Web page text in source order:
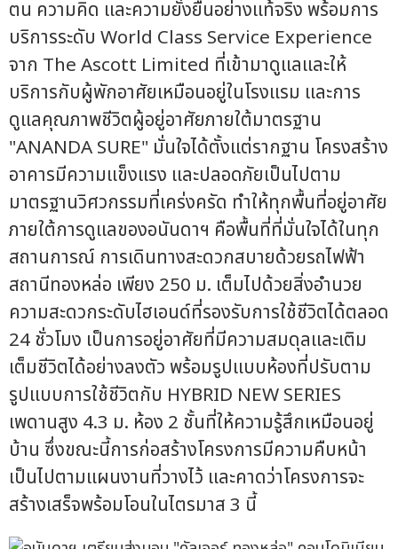
ตน ความคิด และความยั่งยืนอย่างแท้จริง พร้อมการ
บริการระดับ World Class Service Experience
จาก The Ascott Limited ที่เข้ามาดูแลและให้
บริการกับผู้พักอาศัยเหมือนอยู่ในโรงแรม และการ
ดูแลคุณภาพชีวิตผู้อยู่อาศัยภายใต้มาตรฐาน
"ANANDA SURE" มั่นใจได้ตั้งแต่รากฐาน โครงสร้าง
อาคารมีความแข็งแรง และปลอดภัยเป็นไปตาม
มาตรฐานวิศวกรรมที่เคร่งครัด ทำให้ทุกพื้นที่อยู่อาศัย
ภายใต้การดูแลของอนันดาฯ คือพื้นที่ที่มั่นใจได้ในทุก
สถานการณ์ การเดินทางสะดวกสบายด้วยรถไฟฟ้า
สถานีทองหล่อ เพียง 250 ม. เต็มไปด้วยสิ่งอำนวย
ความสะดวกระดับไฮเอนด์ที่รองรับการใช้ชีวิตได้ตลอด
24 ชั่วโมง เป็นการอยู่อาศัยที่มีความสมดุลและเติม
เต็มชีวิตได้อย่างลงตัว พร้อมรูปแบบห้องที่ปรับตาม
รูปแบบการใช้ชีวิตกับ HYBRID NEW SERIES
เพดานสูง 4.3 ม. ห้อง 2 ชั้นที่ให้ความรู้สึกเหมือนอยู่
บ้าน ซึ่งขณะนี้การก่อสร้างโครงการมีความคืบหน้า
เป็นไปตามแผนงานที่วางไว้ และคาดว่าโครงการจะ
สร้างเสร็จพร้อมโอนในไตรมาส 3 นี้